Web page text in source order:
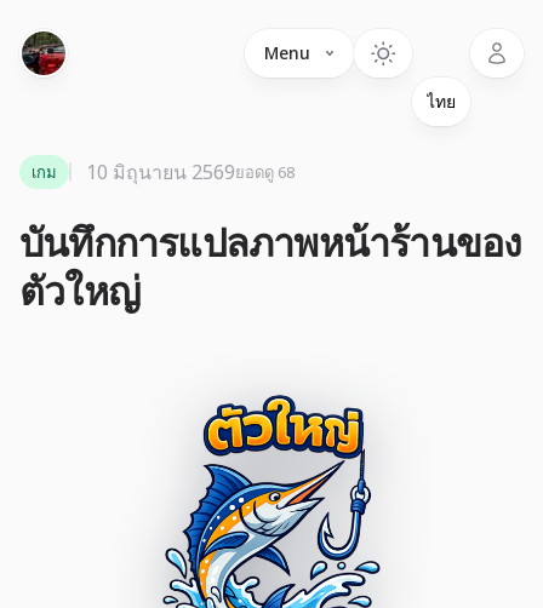
Menu Language
บันทึกการแปลภาพหน้าร้านของ
ตัวใหญ่
เกม 10 มิถุนายน 2569ยอดดู 68